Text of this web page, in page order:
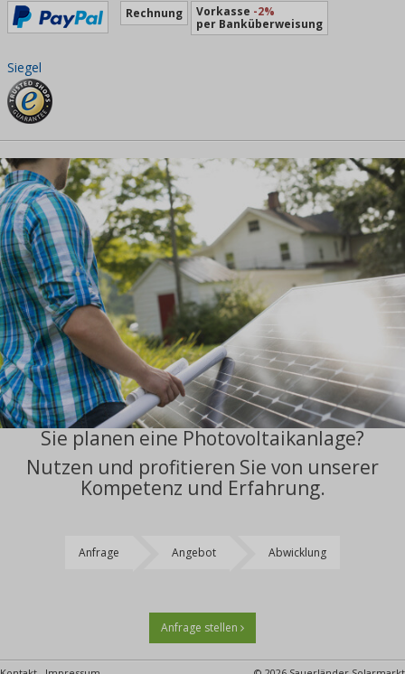
Rechnung Vorkasse -2%
per Banküberweisung
Siegel
Sie planen eine Photovoltaikanlage?
Nutzen und profitieren Sie von unserer
Kompetenz und Erfahrung.
Anfrage Angebot Abwicklung
Anfrage stellen